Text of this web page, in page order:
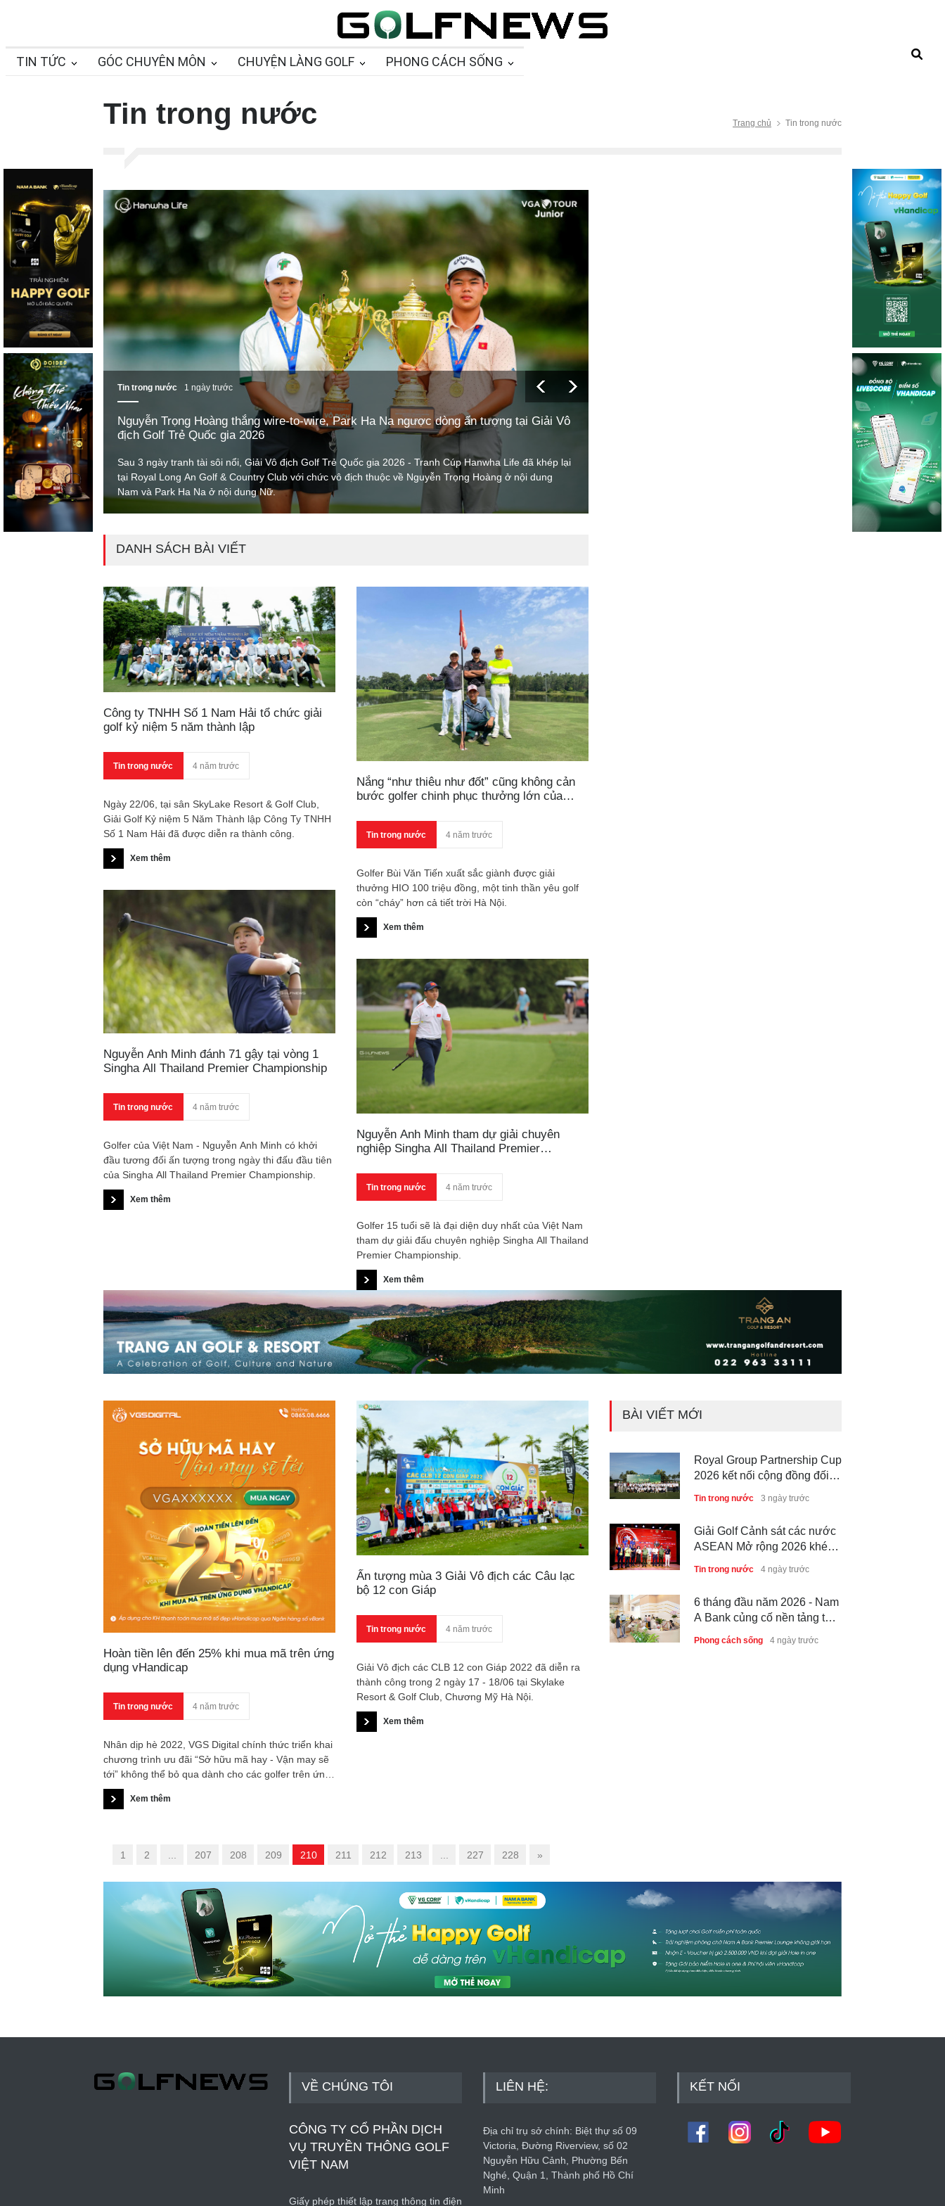
TIN TỨC GÓC CHUYÊN MÔN CHUYỆN LÀNG GOLF PHONG CÁCH SỐNG
Tin trong nước Trang chủ Tin trong nước
Tin trong nước 1 ngày trước
Nguyễn Trọng Hoàng thắng wire-to-wire, Park Ha Na ngược dòng ấn tượng tại Giải Vô
địch Golf Trẻ Quốc gia 2026
Sau 3 ngày tranh tài sôi nổi, Giải Vô địch Golf Trẻ Quốc gia 2026 - Tranh Cúp Hanwha Life đã khép lại
tại Royal Long An Golf & Country Club với chức vô địch thuộc về Nguyễn Trọng Hoàng ở nội dung
Nam và Park Ha Na ở nội dung Nữ.
Trọng Hoàng, Gia Hân vươn lên chiếm đỉnh bảng sau vòng 2
Vòng 2 Giải Vô địch Golf Trẻ Quốc gia 2026 - Tranh Cúp Hanwha Life đã
tiết khắc nghiệt với mưa lớn và gió mạnh kéo dài, mang đến nhiều thử
Sau 36 hố thi đấu, Nguyễn Trọng Hoàng và Nguyễn Viết Gia Hân vươn lên
bảng xếp hạng nam và nữ, tạo lợi thế trước vòng đấu quyết định.
DANH SÁCH BÀI VIẾT
Công ty TNHH Số 1 Nam Hải tổ chức giải
golf kỷ niệm 5 năm thành lập
Tin trong nước 4 năm trước
Ngày 22/06, tại sân SkyLake Resort & Golf Club,
Giải Golf Kỷ niệm 5 Năm Thành lập Công Ty TNHH
Số 1 Nam Hải đã được diễn ra thành công.
Xem thêm
Nguyễn Anh Minh đánh 71 gậy tại vòng 1
Singha All Thailand Premier Championship
Tin trong nước 4 năm trước
Golfer của Việt Nam - Nguyễn Anh Minh có khởi
đầu tương đối ấn tượng trong ngày thi đấu đầu tiên
của Singha All Thailand Premier Championship.
Xem thêm
Nắng “như thiêu như đốt” cũng không cản
bước golfer chinh phục thưởng lớn của
Tin trong nước 4 năm trước
Golfer Bùi Văn Tiến xuất sắc giành được giải
thưởng HIO 100 triệu đồng, một tinh thần yêu golf
còn “cháy” hơn cả tiết trời Hà Nội.
Xem thêm
Nguyễn Anh Minh tham dự giải chuyên
nghiệp Singha All Thailand Premier
Tin trong nước 4 năm trước
Golfer 15 tuổi sẽ là đại diện duy nhất của Việt Nam
tham dự giải đấu chuyên nghiệp Singha All Thailand
Premier Championship.
Xem thêm
Hoàn tiền lên đến 25% khi mua mã trên ứng
dụng vHandicap
Tin trong nước 4 năm trước
Nhân dịp hè 2022, VGS Digital chính thức triển khai
chương trình ưu đãi “Sở hữu mã hay - Vận may sẽ
tới” không thể bỏ qua dành cho các golfer trên ứng
dụng vHandicap.
Xem thêm
Ấn tượng mùa 3 Giải Vô địch các Câu lạc
bộ 12 con Giáp
Tin trong nước 4 năm trước
Giải Vô địch các CLB 12 con Giáp 2022 đã diễn ra
thành công trong 2 ngày 17 - 18/06 tại Skylake
Resort & Golf Club, Chương Mỹ Hà Nội.
Xem thêm
1 2 207 208 209 210 211 212 213 227 228 »
BÀI VIẾT MỚI
Royal Group Partnership Cup
2026 kết nối cộng đồng đối
tác tại Royal Long An Golf &
Country Club
Tin trong nước 3 ngày trước
Giải Golf Cảnh sát các nước
ASEAN Mở rộng 2026 khép
lại thành công, thúc đẩy giao
lưu và hợp tác quốc tế
Tin trong nước 4 ngày trước
6 tháng đầu năm 2026 - Nam
A Bank củng cố nền tảng tài
sản và năng lực dự phòng
Phong cách sống 4 ngày trước
VỀ CHÚNG TÔI
CÔNG TY CỔ PHẦN DỊCH
VỤ TRUYỀN THÔNG GOLF
VIỆT NAM
Giấy phép thiết lập trang thông tin điện
LIÊN HỆ:
Địa chỉ trụ sở chính: Biệt thự số 09
Victoria, Đường Riverview, số 02
Nguyễn Hữu Cảnh, Phường Bến
Nghé, Quận 1, Thành phố Hồ Chí
Minh
KẾT NỐI